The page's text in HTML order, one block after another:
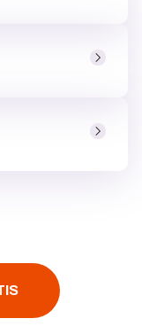
de
e ainda tem